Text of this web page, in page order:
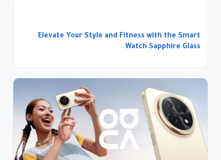
Elevate Your Style and Fitness with the Smart
Watch Sapphire Glass